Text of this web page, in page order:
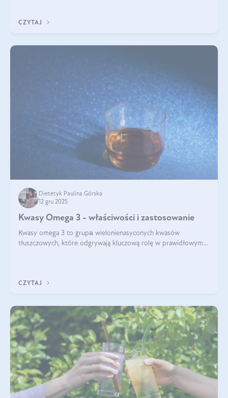
CZYTAJ
Dietetyk Paulina Górska
12 gru 2025
Kwasy Omega 3 - właściwości i zastosowanie
Kwasy omega 3 to grupа wielonienasyconych kwasów
tłuszczowych, które odgrywają kluczową rolę w prawidłowym
CZYTAJ